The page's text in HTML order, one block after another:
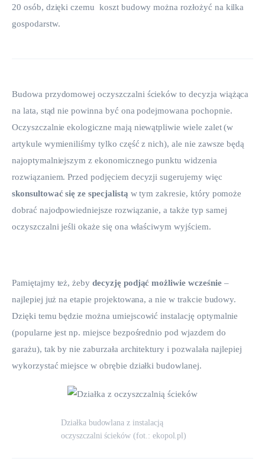
20 osób, dzięki czemu  koszt budowy można rozłożyć na kilka
gospodarstw.
Budowa przydomowej oczyszczalni ścieków to decyzja wiążąca
na lata, stąd nie powinna być ona podejmowana pochopnie.
Oczyszczalnie ekologiczne mają niewątpliwie wiele zalet (w
artykule wymieniliśmy tylko część z nich), ale nie zawsze będą
najoptymalniejszym z ekonomicznego punktu widzenia
rozwiązaniem. Przed podjęciem decyzji sugerujemy więc
skonsultować się ze specjalistą w tym zakresie, który pomoże
dobrać najodpowiedniejsze rozwiązanie, a także typ samej
oczyszczalni jeśli okaże się ona właściwym wyjściem.
Pamiętajmy też, żeby decyzję podjąć możliwie wcześnie –
najlepiej już na etapie projektowana, a nie w trakcie budowy.
Dzięki temu będzie można umiejscowić instalację optymalnie
(popularne jest np. miejsce bezpośrednio pod wjazdem do
garażu), tak by nie zaburzała architektury i pozwalała najlepiej
wykorzystać miejsce w obrębie działki budowlanej.
Działka budowlana z instalacją
oczyszczalni ścieków (fot.: ekopol.pl)